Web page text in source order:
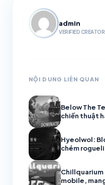
admin
VERIFIED CREATOR
NỘI DUNG LIÊN QUAN
Below The
chiến thuật
Hyeolwol:
chém
Chillquarium
mobile,